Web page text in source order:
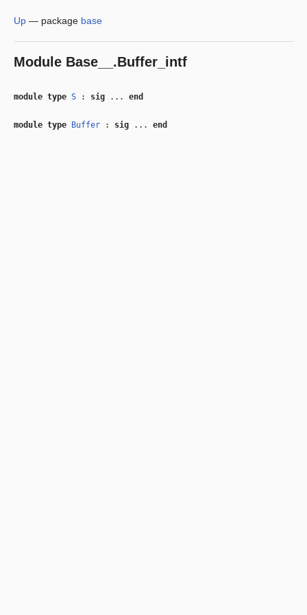
Up — package base
Module Base__.Buffer_intf
module type S : sig ... end
module type Buffer : sig ... end